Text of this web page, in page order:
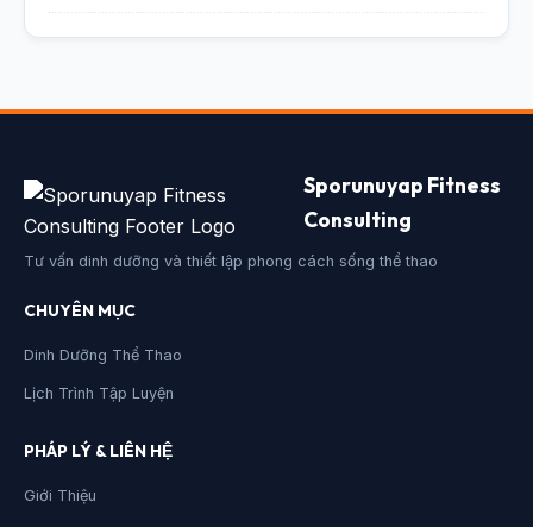
Sporunuyap Fitness
Consulting
Tư vấn dinh dưỡng và thiết lập phong cách sống thể thao
CHUYÊN MỤC
Dinh Dưỡng Thể Thao
Lịch Trình Tập Luyện
PHÁP LÝ & LIÊN HỆ
Giới Thiệu